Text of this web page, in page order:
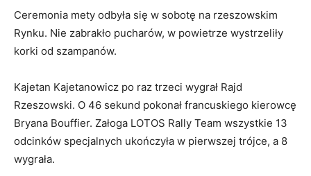
Ceremonia mety odbyła się w sobotę na rzeszowskim
Rynku. Nie zabrakło pucharów, w powietrze wystrzeliły
korki od szampanów.
Kajetan Kajetanowicz po raz trzeci wygrał Rajd
Rzeszowski. O 46 sekund pokonał francuskiego kierowcę
Bryana Bouffier. Załoga LOTOS Rally Team wszystkie 13
odcinków specjalnych ukończyła w pierwszej trójce, a 8
wygrała.